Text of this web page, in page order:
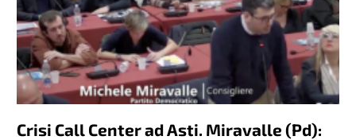
Crisi Call Center ad Asti. Miravalle (Pd):